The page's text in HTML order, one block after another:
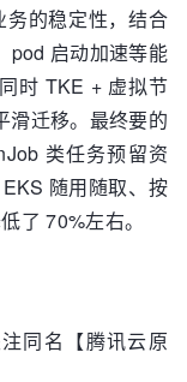
的稳定性，结合
pod 启动加速等能
时 TKE + 虚拟节
滑迁移。最终要的
类任务预留资
随用随取、按
了 70%左右。
同名【腾讯云原